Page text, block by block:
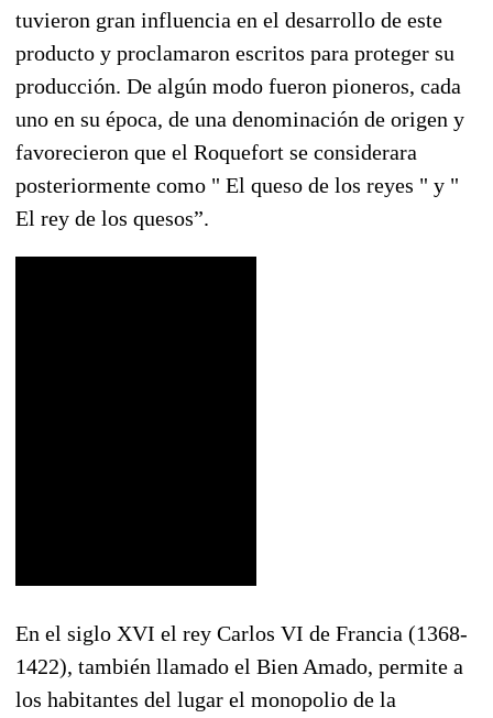
tuvieron gran influencia en el desarrollo de este
producto y proclamaron escritos para proteger su
producción. De algún modo fueron pioneros, cada
uno en su época, de una denominación de origen y
favorecieron que el Roquefort se considerara
posteriormente como " El queso de los reyes " y "
El rey de los quesos”.
En el siglo XVI el rey Carlos VI de Francia (1368-
1422), también llamado el Bien Amado, permite a
los habitantes del lugar el monopolio de la